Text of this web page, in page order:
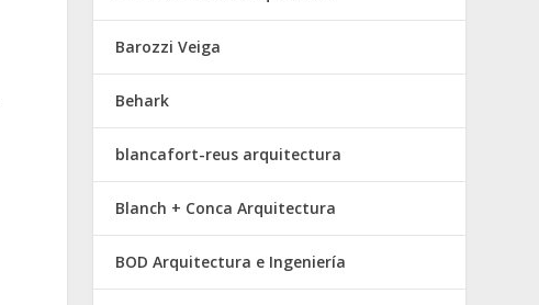
Barozzi Veiga
Behark
blancafort-reus arquitectura
Blanch + Conca Arquitectura
BOD Arquitectura e Ingeniería